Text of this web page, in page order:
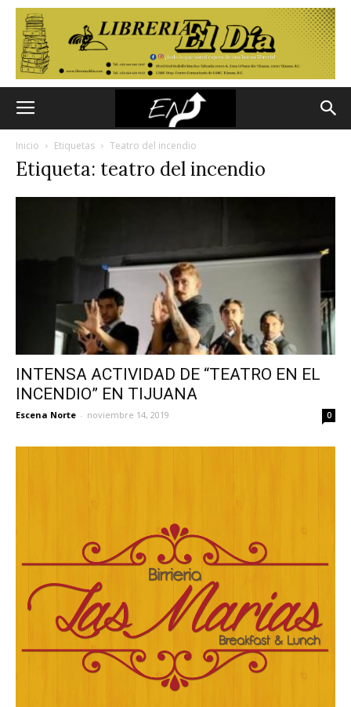
Inicio Etiquetas Teatro del incendio
Etiqueta: teatro del incendio
INTENSA ACTIVIDAD DE “TEATRO EN EL
INCENDIO” EN TIJUANA
Escena Norte - noviembre 14, 2019 0